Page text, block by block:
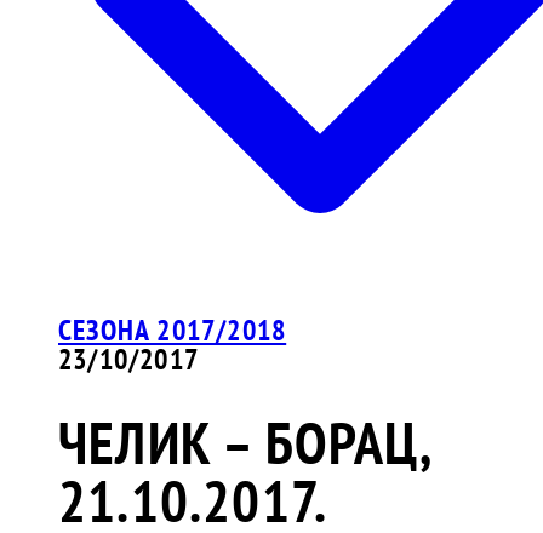
СЕЗОНА 2017/2018
23/10/2017
ЧЕЛИК – БОРАЦ,
21.10.2017.